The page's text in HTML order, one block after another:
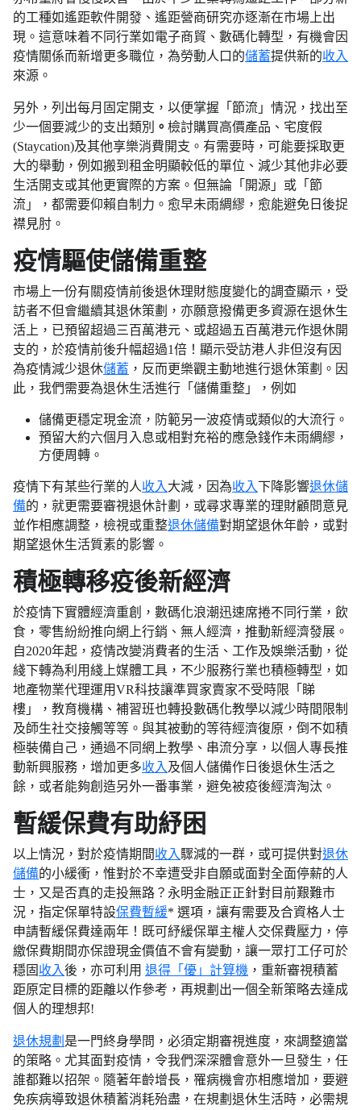
的工種如遙距軟件開發、遙距營商研究亦逐漸在市場上出
現。這意味着不同行業如電子商貿、數碼化轉型，有機會因
疫情關係而新增更多職位，為勞動人口的儲蓄提供新的收入
來源。
另外， 列出每月固定開支，以便掌握「節流」情況，找出至
少一個要減少的支出類別 。 檢討購買高價產品、宅度假
(Staycation)及其他享樂消費開支。有需要時，可能要採取更
大的舉動，例如搬到租金明顯較低的單位、減少其他非必要
生活開支或其他更實際的方案。但無論「開源」或「節
流」，都需要仰賴自制力。愈早未雨綢繆，愈能避免日後捉
襟見肘。
疫情驅使儲備重整
市場上一份有關疫情前後退休理財態度變化的調查顯示，受
訪者不但會繼續其退休策劃，亦願意撥備更多資源在退休生
活上，已預留超過三百萬港元、或超過五百萬港元作退休開
支的，於疫情前後升幅超過1倍！顯示受訪港人非但沒有因
為疫情減少退休儲蓄 ，反而更樂觀主動地進行退休策劃。因
此，我們需要為退休生活進行「儲備重整」，例如
儲備更穩定現金流，防範另一波疫情或類似的大流行。
預留大約六個月入息或相對充裕的應急錢作未雨綢繆，
方便周轉。
疫情下有某些行業的人收入 大減，因為收入下降影響退休儲
備的，就更需要審視退休計劃，或尋求專業的理財顧問意見
並作相應調整，檢視或重整退休儲備對期望退休年齡，或對
期望退休生活質素的影響。
積極轉移疫後新經濟
於疫情下實體經濟重創，數碼化浪潮迅速席捲不同行業，飲
食，零售紛紛推向網上行銷、無人經濟，推動新經濟發展。
自2020年起，疫情改變消費者的生活、工作及娛樂活動，從
綫下轉為利用綫上媒體工具，不少服務行業也積極轉型，如
地產物業代理運用VR科技讓準買家賣家不受時限「睇
樓」，教育機構、補習班也轉投數碼化教學以減少時間限制
及師生社交接觸等等。與其被動的等待經濟復原，倒不如積
極裝備自己，通過不同網上教學、串流分享，以個人專長推
動新興服務，增加更多收入 及個人儲備作日後退休生活之
餘，或者能夠創造另外一番事業，避免被疫後經濟淘汰。
暫緩保費有助紓困
以上情況，對於疫情期間收入 驟減的一群，或可提供對退休
儲備的小緩衝，惟對於不幸遭受非自願或面對全面停薪的人
士，又是否真的走投無路？永明金融正正針對目前艱難市
況，指定保單特設保費暫緩* 選項，讓有需要及合資格人士
申請暫緩保費達兩年！既可紓緩保單主權人交保費壓力，停
繳保費期間亦保證現金價值不會有變動，讓一眾打工仔可於
穩固 收入後，亦可利用 退得「優」計算機 ，重新審視積蓄
距原定目標的距離以作參考，再規劃出一個全新策略去達成
個人的理想邦!
退休規劃 是一門終身學問，必須定期審視進度，來調整適當
的策略。尤其面對疫情，令我們深深體會意外一旦發生，任
誰都難以招架。隨著年齡增長，罹病機會亦相應增加，要避
免疾病導致退休積蓄消耗殆盡，在規劃退休生活時，必需規